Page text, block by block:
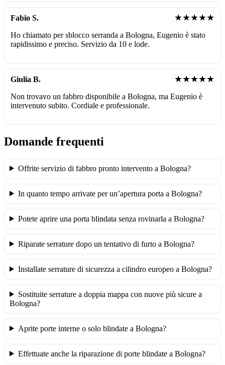
Fabio S. ★★★★★
Ho chiamato per sblocco serranda a Bologna, Eugenio è stato
rapidissimo e preciso. Servizio da 10 e lode.
Giulia B. ★★★★★
Non trovavo un fabbro disponibile a Bologna, ma Eugenio è
intervenuto subito. Cordiale e professionale.
Domande frequenti
Offrite servizio di fabbro pronto intervento a Bologna?
In quanto tempo arrivate per un’apertura porta a Bologna?
Potete aprire una porta blindata senza rovinarla a Bologna?
Riparate serrature dopo un tentativo di furto a Bologna?
Installate serrature di sicurezza a cilindro europeo a Bologna?
Sostituite serrature a doppia mappa con nuove più sicure a
Bologna?
Aprite porte interne o solo blindate a Bologna?
Effettuate anche la riparazione di porte blindate a Bologna?